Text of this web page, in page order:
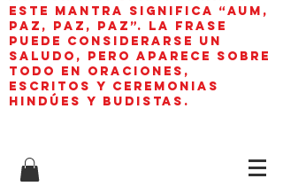
Este mantra significa “AUM,
paz, paz, paz”. La frase
puede considerarse un
saludo, pero aparece sobre
todo en oraciones,
escritos y ceremonias
hindúes y budistas.